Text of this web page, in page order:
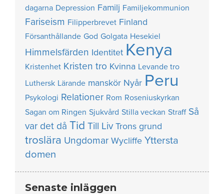
dagarna Depression Familj Familjekommunion
Fariseism Filipperbrevet Finland
Försanthållande God Golgata Hesekiel
Himmelsfärden Identitet Kenya
Kristenhet Kristen tro Kvinna Levande tro
Luthersk Lärande manskör Nyår Peru
Psykologi Relationer Rom Roseniuskyrkan
Sagan om Ringen Sjukvård Stilla veckan Straff Så
var det då Tid Till Liv Trons grund
troslära Ungdomar Wycliffe Yttersta
domen
Senaste inläggen